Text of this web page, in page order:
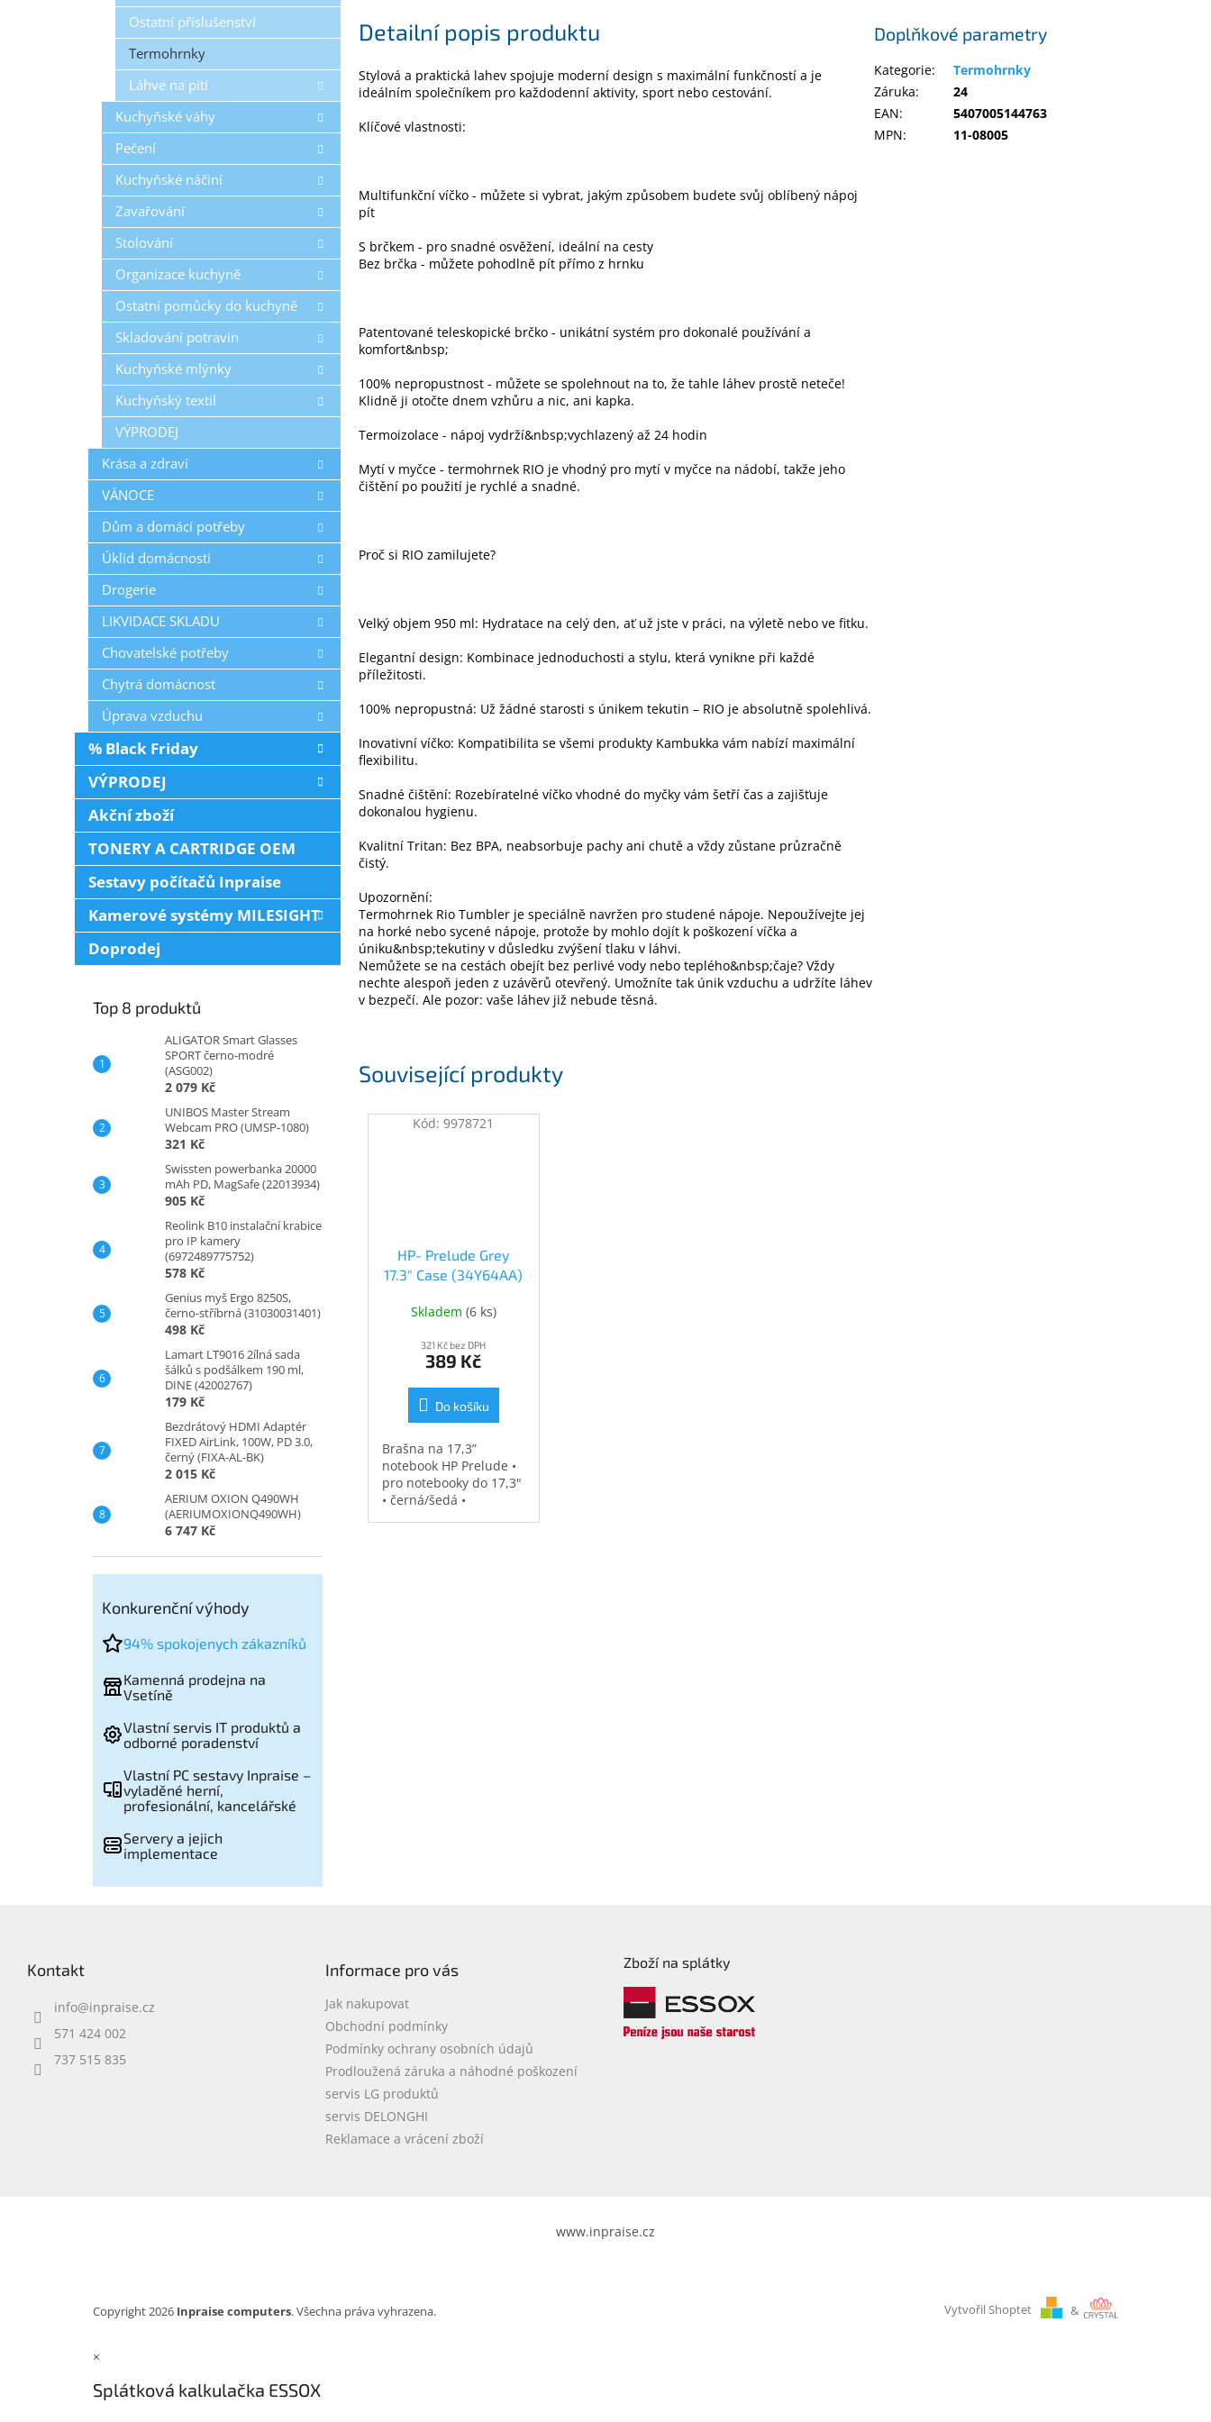
Ostatní příslušenství
Termohrnky
Láhve na pití
Kuchyňské váhy
Pečení
Kuchyňské náčiní
Zavařování
Stolování
Organizace kuchyně
Ostatní pomůcky do kuchyně
Skladování potravin
Kuchyňské mlýnky
Kuchyňský textil
VÝPRODEJ
Krása a zdraví
VÁNOCE
Dům a domácí potřeby
Úklid domácnosti
Drogerie
LIKVIDACE SKLADU
Chovatelské potřeby
Chytrá domácnost
Úprava vzduchu
% Black Friday
VÝPRODEJ
Akční zboží
TONERY A CARTRIDGE OEM
Sestavy počítačů Inpraise
Kamerové systémy MILESIGHT
Doprodej
Top 8 produktů
ALIGATOR Smart Glasses
SPORT černo-modré
(ASG002)
2 079 Kč
UNIBOS Master Stream
Webcam PRO (UMSP-1080)
321 Kč
Swissten powerbanka 20000
mAh PD, MagSafe (22013934)
905 Kč
Reolink B10 instalační krabice
pro IP kamery
(6972489775752)
578 Kč
Genius myš Ergo 8250S,
černo-stříbrná (31030031401)
498 Kč
Lamart LT9016 2ílná sada
šálků s podšálkem 190 ml,
DINE (42002767)
179 Kč
Bezdrátový HDMI Adaptér
FIXED AirLink, 100W, PD 3.0,
černý (FIXA-AL-BK)
2 015 Kč
AERIUM OXION Q490WH
(AERIUMOXIONQ490WH)
6 747 Kč
Konkurenční výhody
94% spokojenych zákazníků
Kamenná prodejna na
Vsetíně
Vlastní servis IT produktů a
odborné poradenství
Vlastní PC sestavy Inpraise –
vyladěné herní,
profesionální, kancelářské
Servery a jejich
implementace
Související produkty
HP- Prelude Grey
17.3" Case (34Y64AA)
Skladem (6 ks)
321 Kč bez DPH
389 Kč
Do košíku
Brašna na 17,3”
notebook HP Prelude •
pro notebooky do 17,3"
• černá/šedá •
Kód:9978721
Detailní popis produktu
Stylová a praktická lahev spojuje moderní design s maximální funkčností a je
ideálním společníkem pro každodenní aktivity, sport nebo cestování.
Klíčové vlastnosti:
Multifunkční víčko - můžete si vybrat, jakým způsobem budete svůj oblíbený nápoj
pít
S brčkem - pro snadné osvěžení, ideální na cesty
Bez brčka - můžete pohodlně pít přímo z hrnku
Patentované teleskopické brčko - unikátní systém pro dokonalé používání a
komfort&nbsp;
100% nepropustnost - můžete se spolehnout na to, že tahle láhev prostě neteče!
Klidně ji otočte dnem vzhůru a nic, ani kapka.
Termoizolace - nápoj vydrží&nbsp;vychlazený až 24 hodin
Mytí v myčce - termohrnek RIO je vhodný pro mytí v myčce na nádobí, takže jeho
čištění po použití je rychlé a snadné.
Proč si RIO zamilujete?
Velký objem 950 ml: Hydratace na celý den, ať už jste v práci, na výletě nebo ve fitku.
Elegantní design: Kombinace jednoduchosti a stylu, která vynikne při každé
příležitosti.
100% nepropustná: Už žádné starosti s únikem tekutin – RIO je absolutně spolehlivá.
Inovativní víčko: Kompatibilita se všemi produkty Kambukka vám nabízí maximální
flexibilitu.
Snadné čištění: Rozebíratelné víčko vhodné do myčky vám šetří čas a zajišťuje
dokonalou hygienu.
Kvalitní Tritan: Bez BPA, neabsorbuje pachy ani chutě a vždy zůstane průzračně
čistý.
Upozornění:
Termohrnek Rio Tumbler je speciálně navržen pro studené nápoje. Nepoužívejte jej
na horké nebo sycené nápoje, protože by mohlo dojít k poškození víčka a
úniku&nbsp;tekutiny v důsledku zvýšení tlaku v láhvi.
Nemůžete se na cestách obejít bez perlivé vody nebo teplého&nbsp;čaje? Vždy
nechte alespoň jeden z uzávěrů otevřený. Umožníte tak únik vzduchu a udržíte láhev
v bezpečí. Ale pozor: vaše láhev již nebude těsná.
Doplňkové parametry
Kategorie:
Termohrnky
Záruka:
24
EAN:
5407005144763
MPN: 11-08005
Kontakt
info@inpraise.cz
571 424 002
737 515 835
Informace pro vás
Jak nakupovat
Obchodní podmínky
Podmínky ochrany osobních údajů
Prodloužená záruka a náhodné poškození
servis LG produktů
servis DELONGHI
Reklamace a vrácení zboží
Zboží na splátky
www.inpraise.cz
Vytvořil Shoptet &
Copyright 2026 Inpraise computers. Všechna práva vyhrazena.
×
Splátková kalkulačka ESSOX